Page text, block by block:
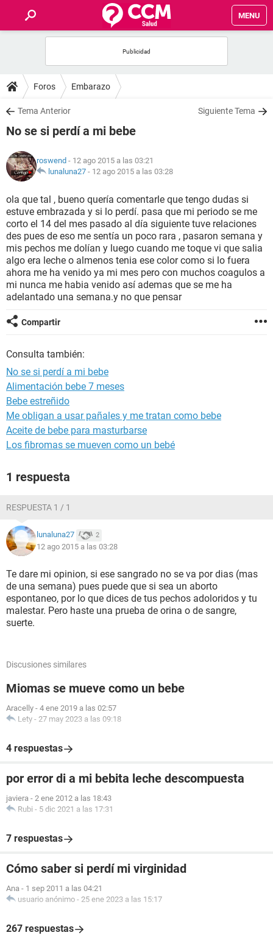
MENU
FOROS
SALUD
NUTRICIÓN
BIENESTAR
SEXUALIDAD
GLOSARIO
Foros Embarazo
Tema Anterior Siguiente Tema
No se si perdí a mi bebe
roswend - 12 ago 2015 a las 03:21
lunaluna27 - 12 ago 2015 a las 03:28
ola que tal , bueno quería comentarle que tengo dudas si
estuve embrazada y si lo perdí. pasa que mi periodo se me
corto el 14 del mes pasado al día siguiente tuve relaciones
des pues de eso me sentía un poco rara , pasaron semana y
mis pechos me dolían y luego cuando me toque vi que salia
algo era leche o almenos tenia ese color como si lo fuera
ahora me ha venido ya mi mes pero con muchos coagulos a
mi nunca me habia venido así ademas que se me ha
adelantado una semana.y no que pensar
Compartir
Consulta también:
No se si perdí a mi bebe
Alimentación bebe 7 meses
Bebe estreñido
Me obligan a usar pañales y me tratan como bebe
Aceite de bebe para masturbarse
Los fibromas se mueven como un bebé
1 respuesta
RESPUESTA 1 / 1
lunaluna27 2
12 ago 2015 a las 03:28
Te dare mi opinion, si ese sangrado no se va por dias (mas
de una semana) pues puede que si sea un aborto
espontaneo, por lo que dices de tus pechos adoloridos y tu
malestar. Pero haste una prueba de orina o de sangre,
suerte.
Discusiones similares
Miomas se mueve como un bebe
Aracelly - 4 ene 2019 a las 02:57
Lety - 27 may 2023 a las 09:18
4 respuestas
por error di a mi bebita leche descompuesta
javiera - 2 ene 2012 a las 18:43
Rubi - 5 dic 2021 a las 17:31
7 respuestas
Cómo saber si perdí mi virginidad
Ana - 1 sep 2011 a las 04:21
usuario anónimo - 25 ene 2023 a las 15:17
267 respuestas